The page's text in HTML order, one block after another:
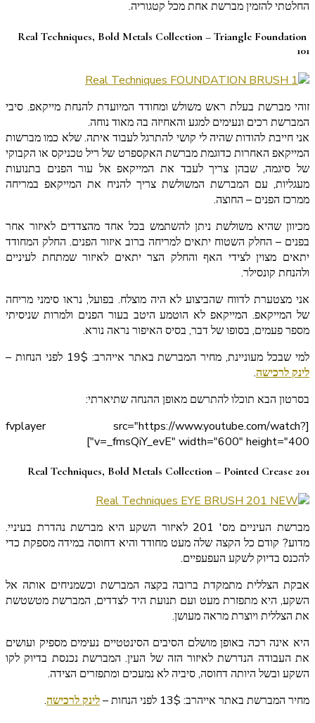
החלטתי להזמין מברשת אחת מכל קטגוריה.
Real Techniques, Bold Metals Collection – Triangle Foundation
101
זוהי מברשת בעלת ראש משולש ומחודד המיועדת להנחת מייקאפ. סיבי
המברשת רכים ונעימים למגע והאחיזה בה מאוד נוחה.
אני חייבת להודות שהיה לי קושי להתרגל לעבוד איתה. שלא כמו מברשות
המייקאפ האחרות כדוגמת מברשת האקספרט של ריל טכניקס או הקבוקי
של סיגמה, שבהן צריך לעבד את המייקאפ אל עור הפנים בתנועות
מעגליות, עם המברשת המשולשת צריך להניח את המייקאפ במריחה
ממרכז הפנים – החוצה.
מכיוון שהיא משולשת ניתן להשתמש בכל אחד מהצדדים לאיזור אחר
בפנים – החלק השטוח יתאים למריחה ברוב איזור הפנים. החלק המחודד
יתאים מצוין לצידי האף והחלק הצר יתאים לאיזור שמתחת לעיניים
ולהנחת קונסילר.
אני מצטערת לדווח שהביצוע לא היה מוצלח. בפועל, נראו סימני מריחה
של המייקאפ. המייקאפ לא הוטמע היטב בעור הפנים ולמרות שניסיתי
מספר פעמים, בסופו של דבר, בסיס האיפור נראה נורא.
למי שבכל מעוניינת, מחיר המברשת באתר אייהרב: 19$ לפני הנחות –
לינק לרכישה.
בסרטון הבא תוכלו להתרשם מאופן ההנחה שתיארתי:
[fvplayer src="https://www.youtube.com/watch?
v=_fmsQiY_evE" width="600" height="400"]
Real Techniques, Bold Metals Collection – Pointed Crease 201
מברשת העיניים מס' 201 לאיזור השקע היא מברשת נהדרת בעיניי.
מדוע? קודם כל הקצה שלה מעט מחודד והיא דחוסה במידה מספקת כדי
להכנס בדיוק לשקע העפעפיים.
אבקת הצללית מתמקדת ברובה בקצה המברשת וכשמניחים אותה אל
השקע, היא מתפזרת מעט ועם תנועת היד לצדדים, המברשת מטשטשת
את הצללית ויוצרת מראה מעושן.
היא אינה רכה באופן מושלם הסיבים הסינטטיים נעימים מספיק ועושים
את העבודה הנדרשת לאיזור הזה של העין. המברשת נכנסת בדיוק לקו
השקע ובשל היותה דחוסה, סיביה לא נמעכים ומתפזרים הצידה.
מחיר המברשת באתר אייהרב: 13$ לפני הנחות –
לינק לרכישה.